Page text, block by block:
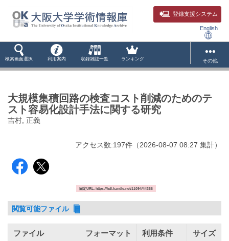
登録支援システム
English
検索画面選択 利用案内 収録雑誌一覧 ランキング その他
大規模集積回路の検査コスト削減のためのテ
スト容易化設計手法に関する研究
吉村, 正義
アクセス数:197件 （2026-08-07 08:27 集計）
固定URL: https://hdl.handle.net/11094/44366
閲覧可能ファイル
ファイル フォーマット 利用条件 サイズ